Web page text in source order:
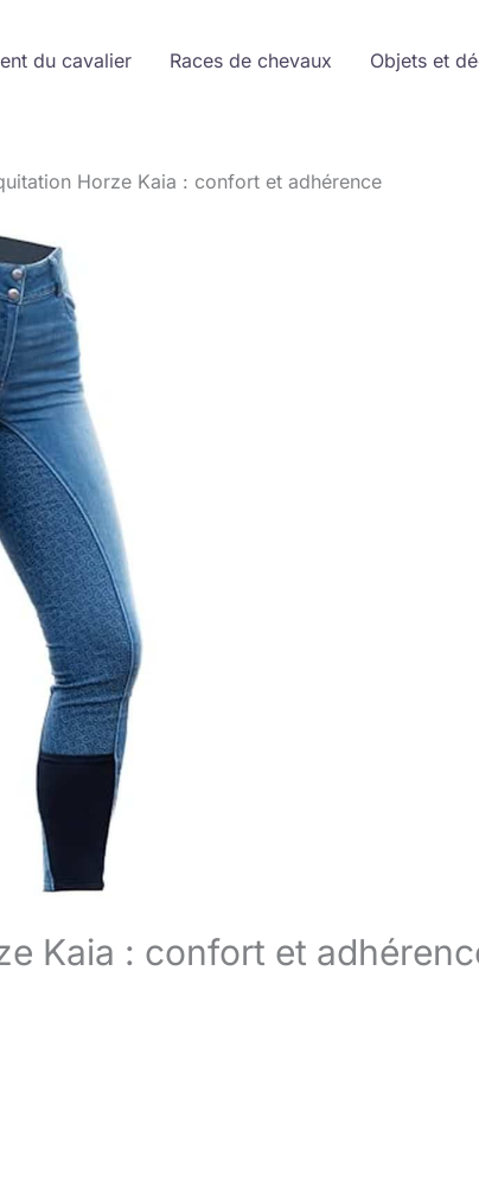
du cavalier Races de chevaux
Objets et
Horze Kaia : confort et adhérence
Kaia : confort et